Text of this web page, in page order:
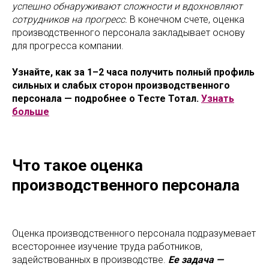
успешно обнаруживают сложности и вдохновляют
сотрудников на прогресс. В конечном счете, оценка
производственного персонала закладывает основу
для прогресса компании.
Узнайте, как за 1–2 часа получить полный профиль
сильных и слабых сторон производственного
персонала — подробнее о Тесте Тотал. Узнать
больше
Что такое оценка
производственного персонала
Оценка производственного персонала подразумевает
всестороннее изучение труда работников,
задействованных в производстве. Ее задача —